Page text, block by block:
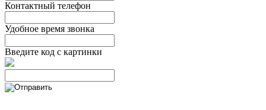
Контактный телефон
Удобное время звонка
Введите код с картинки